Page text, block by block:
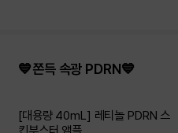
💙쫀득 속광 PDRN💙
[대용량 40mL] 레티놀 PDRN 스